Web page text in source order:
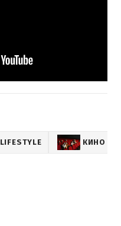
LIFESTYLE КИНО